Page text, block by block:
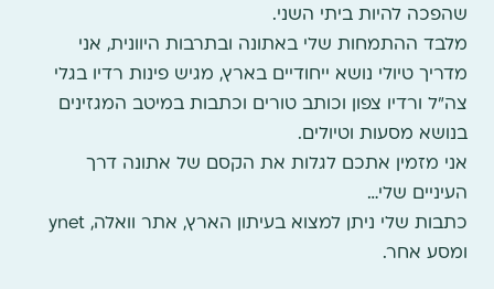
שהפכה להיות ביתי השני.
מלבד ההתמחות שלי באתונה ובתרבות היוונית, אני
מדריך טיולי נושא ייחודיים בארץ, מגיש פינות רדיו בגלי
צה"ל ורדיו צפון וכותב טורים וכתבות במיטב המגזינים
בנושא מסעות וטיולים.
אני מזמין אתכם לגלות את הקסם של אתונה דרך
העיניים שלי…
כתבות שלי ניתן למצוא בעיתון הארץ, אתר וואלה, ynet
ומסע אחר.